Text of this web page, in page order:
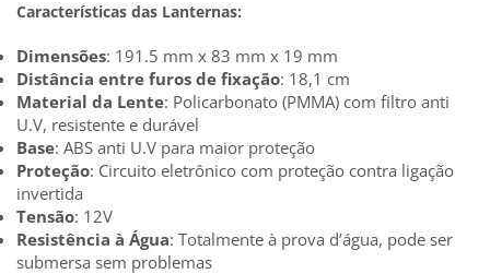
Características das Lanternas:
Dimensões: 191.5 mm x 83 mm x 19 mm
Distância entre furos de fixação: 18,1 cm
Material da Lente: Policarbonato (PMMA) com filtro anti
U.V, resistente e durável
Base: ABS anti U.V para maior proteção
Proteção: Circuito eletrônico com proteção contra ligação
invertida
Tensão: 12V
Resistência à Água: Totalmente à prova d’água, pode ser
submersa sem problemas